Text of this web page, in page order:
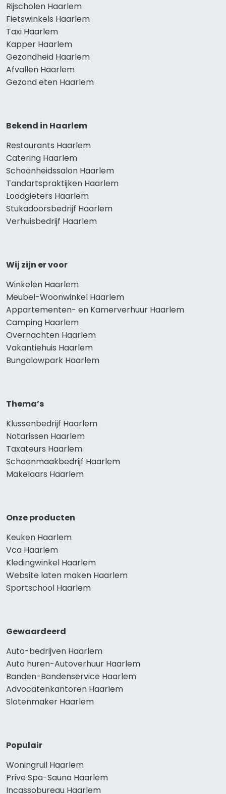
Rijscholen Haarlem
Fietswinkels Haarlem
Taxi Haarlem
Kapper Haarlem
Gezondheid Haarlem
Afvallen Haarlem
Gezond eten Haarlem
Bekend in Haarlem
Restaurants Haarlem
Catering Haarlem
Schoonheidssalon Haarlem
Tandartspraktijken Haarlem
Loodgieters Haarlem
Stukadoorsbedrijf Haarlem
Verhuisbedrijf Haarlem
Wij zijn er voor
Winkelen Haarlem
Meubel-Woonwinkel Haarlem
Appartementen- en Kamerverhuur Haarlem
Camping Haarlem
Overnachten Haarlem
Vakantiehuis Haarlem
Bungalowpark Haarlem
Thema’s
Klussenbedrijf Haarlem
Notarissen Haarlem
Taxateurs Haarlem
Schoonmaakbedrijf Haarlem
Makelaars Haarlem
Onze producten
Keuken Haarlem
Vca Haarlem
Kledingwinkel Haarlem
Website laten maken Haarlem
Sportschool Haarlem
Gewaardeerd
Auto-bedrijven Haarlem
Auto huren-Autoverhuur Haarlem
Banden-Bandenservice Haarlem
Advocatenkantoren Haarlem
Slotenmaker Haarlem
Populair
Woningruil Haarlem
Prive Spa-Sauna Haarlem
Incassobureau Haarlem